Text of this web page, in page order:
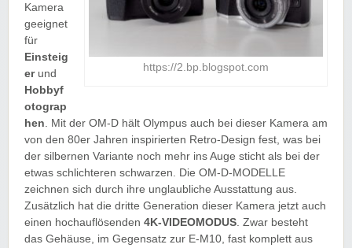
https://2.bp.blogspot.com
Kamera
geeignet
für
Einsteig
erund
Hobbyf
otograp
hen . Mit der OM-D hält Olympus auch bei dieser Kamera am
von den 80er Jahren inspirierten Retro-Design fest, was bei
der silbernen Variante noch mehr ins Auge sticht als bei der
etwas schlichteren schwarzen. Die OM-D-MODELLE
zeichnen sich durch ihre unglaubliche Ausstattung aus.
Zusätzlich hat die dritte Generation dieser Kamera jetzt auch
einen hochauflösenden 4K-VIDEOMODUS . Zwar besteht
das Gehäuse, im Gegensatz zur E-M10, fast komplett aus